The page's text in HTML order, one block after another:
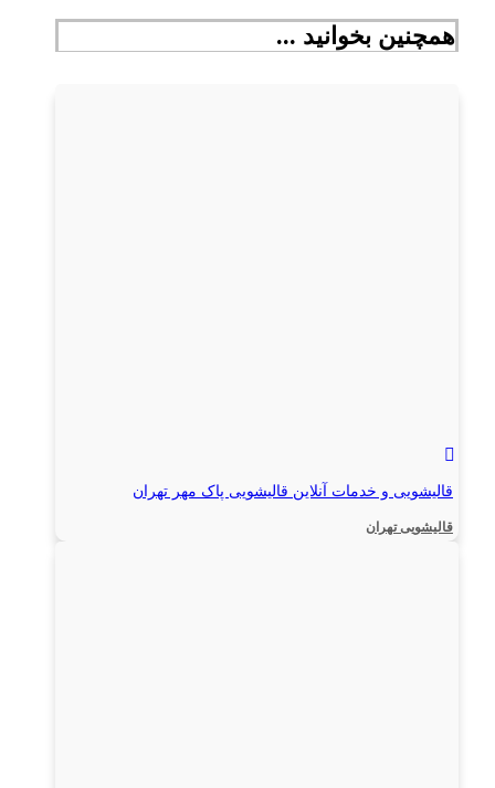
همچنین بخوانید ...
قالیشویی و خدمات آنلاین قالیشویی پاک مهر تهران
قالیشویی تهران